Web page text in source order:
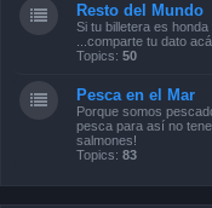
Resto del Mundo
Si tu billetera es
...comparte tu dato acá
Topics: 50
Pesca en el Mar
Porque somos
pesca para así no
salmones!
Topics: 83